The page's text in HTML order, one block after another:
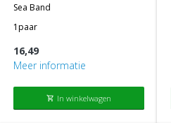
sea band
1paar
16,49
Meer informatie
shopping_cart In winkelwagen